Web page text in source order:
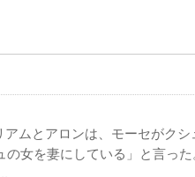
とアロンは、モーセがクシ
女を妻にしている」と言っ